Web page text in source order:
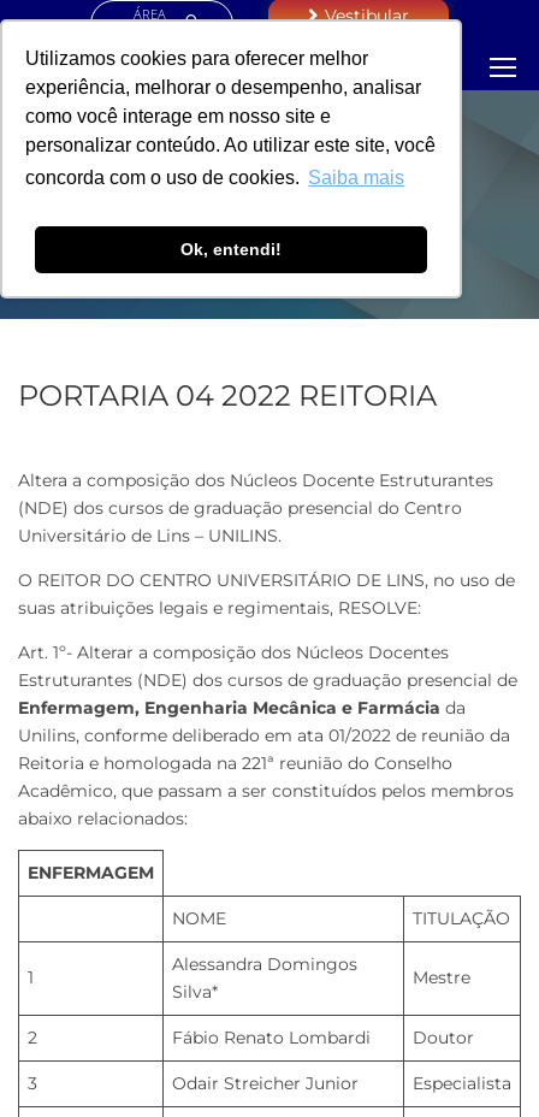
Utilizamos cookies para oferecer melhor
experiência, melhorar o desempenho, analisar
como você interage em nosso site e
personalizar conteúdo. Ao utilizar este site, você
concorda com o uso de cookies. Saiba mais
Ok, entendi!
ÁREA
Vestibular
PORTARIA -
REITORIA
PORTARIA 04 2022 REITORIA
Altera a composição dos Núcleos Docente Estruturantes
(NDE) dos cursos de graduação presencial do Centro
Universitário de Lins – UNILINS.
O REITOR DO CENTRO UNIVERSITÁRIO DE LINS, no uso de
suas atribuições legais e regimentais, RESOLVE:
Art. 1º- Alterar a composição dos Núcleos Docentes
Estruturantes (NDE) dos cursos de graduação presencial de
Enfermagem, Engenharia Mecânica e Farmácia da
Unilins, conforme deliberado em ata 01/2022 de reunião da
Reitoria e homologada na 221ª reunião do Conselho
Acadêmico, que passam a ser constituídos pelos membros
abaixo relacionados:
ENFERMAGEM
NOME TITULAÇÃO
1
Alessandra Domingos
Silva*
Mestre
2 Fábio Renato Lombardi Doutor
3 Odair Streicher Junior Especialista